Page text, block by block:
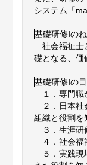
システム「
基礎研修Ⅰの
社会福祉士
礎となる、価
基礎研修Ⅰの
１．専門職
２．日本社
組織と役割を
３．生涯研
４．社会福
５．実践現